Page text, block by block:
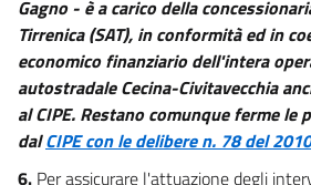
Gagno - è a carico della
Tirrenica (SAT), in conformità ed in
economico finanziario dell'intera
autostradale Cecina-Civitavecchia
al CIPE. Restano comunque ferme le
dalCIPE con le delibere n. 78 del 2010
6. Per assicurare l'attuazione degli